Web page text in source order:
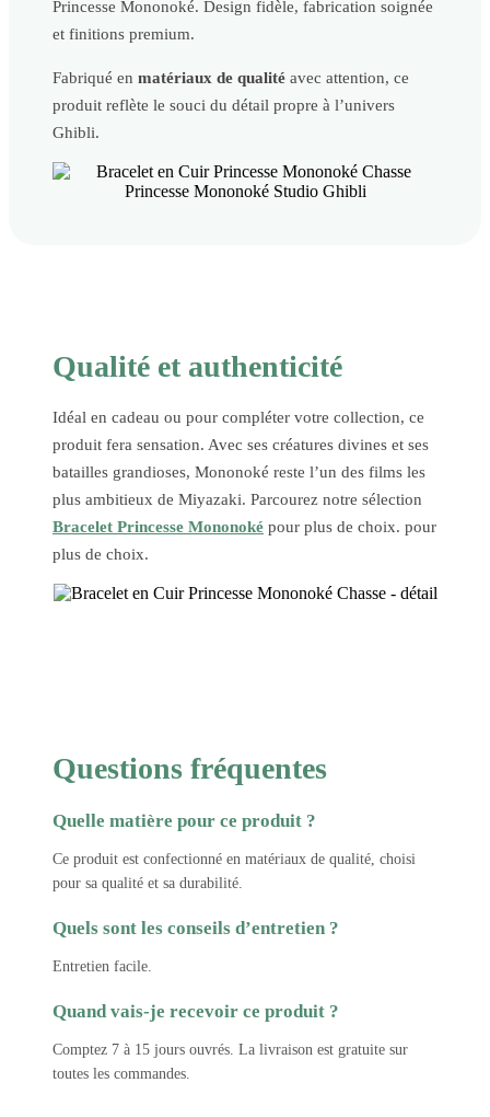
Princesse Mononoké. Design fidèle, fabrication soignée
et finitions premium.
Fabriqué en matériaux de qualité avec attention, ce
produit reflète le souci du détail propre à l’univers
Ghibli.
Qualité et authenticité
Idéal en cadeau ou pour compléter votre collection, ce
produit fera sensation. Avec ses créatures divines et ses
batailles grandioses, Mononoké reste l’un des films les
plus ambitieux de Miyazaki. Parcourez notre sélection
Bracelet Princesse Mononoké pour plus de choix. pour
plus de choix.
Questions fréquentes
Quelle matière pour ce produit ?
Ce produit est confectionné en matériaux de qualité, choisi
pour sa qualité et sa durabilité.
Quels sont les conseils d’entretien ?
Entretien facile.
Quand vais-je recevoir ce produit ?
Comptez 7 à 15 jours ouvrés. La livraison est gratuite sur
toutes les commandes.